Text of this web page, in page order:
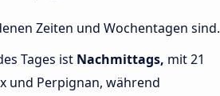
Zeiten und Wochentagen sind.
Tages ist Nachmittags, mit 21
und Perpignan, während